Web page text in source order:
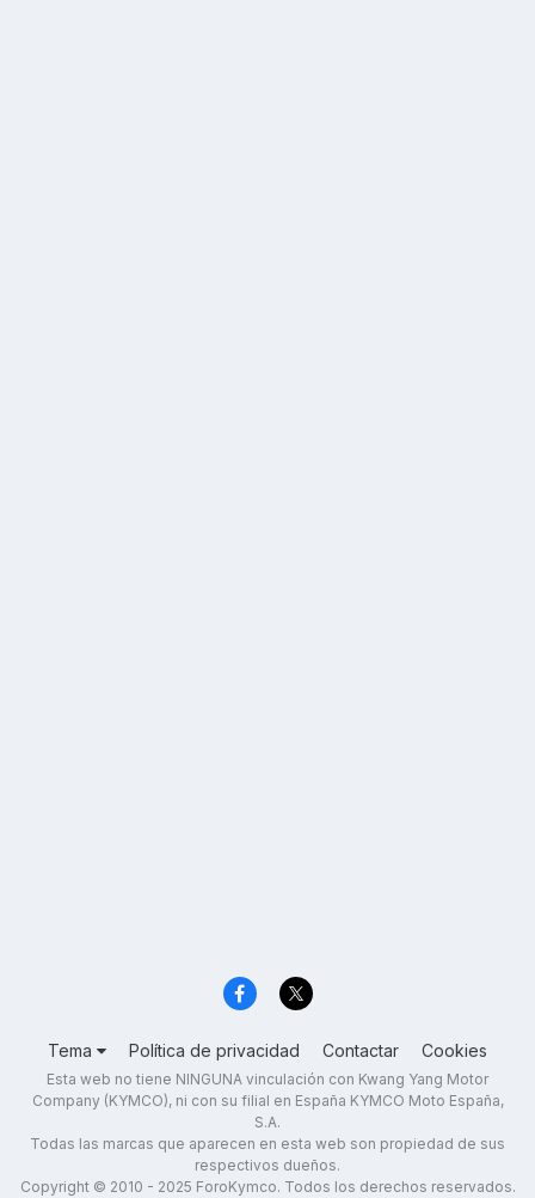
Tema Política de privacidad Contactar Cookies
Esta web no tiene NINGUNA vinculación con Kwang Yang Motor
Company (KYMCO), ni con su filial en España KYMCO Moto España,
S.A.
Todas las marcas que aparecen en esta web son propiedad de sus
respectivos dueños.
Copyright © 2010 - 2025 ForoKymco. Todos los derechos reservados.